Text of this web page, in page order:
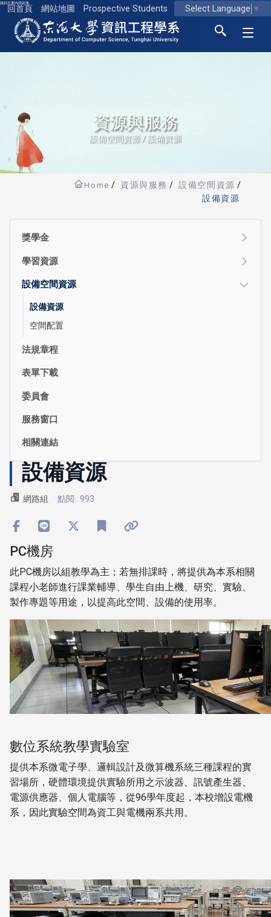
跳到主要內容區塊
回首頁 網站地圖 Prospective Students Select Language ▼
東海大學logo
資源與服務
設備空間資源 / 設備資源
Home 資源與服務
設備空間資源
設備資源
獎學金
學習資源
設備空間資源
設備資源
空間配置
法規章程
表單下載
委員會
服務窗口
相關連結
設備資源
網路組 點閱 : 993
PC機房
此PC機房以組教學為主；若無排課時，將提供為本系相關
課程小老師進行課業輔導、學生自由上機、研究、實驗、
製作專題等用途，以提高此空間、設備的使用率。
數位系統教學實驗室
提供本系微電子學、邏輯設計及微算機系統三種課程的實
習場所，硬體環境提供實驗所用之示波器、訊號產生器、
電源供應器、個人電腦等，從96學年度起，本校增設電機
系，因此實驗空間為資工與電機兩系共用。